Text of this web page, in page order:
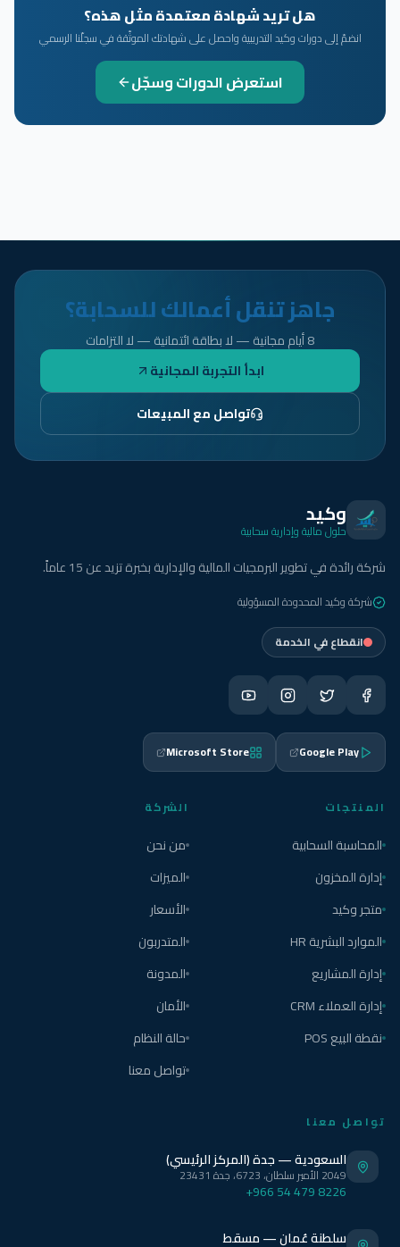
هل تريد شهادة معتمدة مثل هذه؟
انضمّ إلى دورات وكيد التدريبية واحصل على شهادتك الموثّقة في سجلّنا الرسمي
استعرض الدورات وسجّل
جاهز تنقل أعمالك للسحابة؟
8 أيام مجانية — لا بطاقة ائتمانية — لا التزامات
ابدأ التجربة المجانية
تواصل مع المبيعات
وكيد
حلول مالية وإدارية سحابية
شركة رائدة في تطوير البرمجيات المالية والإدارية بخبرة تزيد عن 15 عاماً.
شركة وكيد المحدودة المسؤولية
انقطاع في الخدمة
Google Play
Microsoft Store
المنتجات
المحاسبة السحابية
إدارة المخزون
متجر وكيد
الموارد البشرية HR
إدارة المشاريع
إدارة العملاء CRM
نقطة البيع POS
الشركة
من نحن
الميزات
الأسعار
المتدربون
المدونة
الأمان
حالة النظام
تواصل معنا
تواصل معنا
السعودية — جدة (المركز الرئيسي)
2049 الأمير سلطان، 6723، جدة 23431
+966 54 479 8226
سلطنة عُمان — مسقط